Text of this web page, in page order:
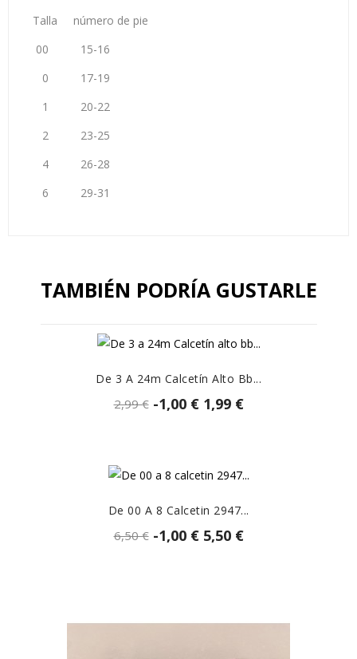
Talla número de pie
00 15-16
0 17-19
1 20-22
2 23-25
4 26-28
6 29-31
TAMBIÉN PODRÍA GUSTARLE
De 3 A 24m Calcetín Alto Bb...
2,99 € -1,00 € 1,99 €
De 00 A 8 Calcetin 2947...
6,50 € -1,00 € 5,50 €